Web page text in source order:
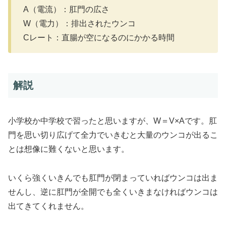
A（電流）：肛門の広さ
W（電力）：排出されたウンコ
Cレート：直腸が空になるのにかかる時間
解説
小学校か中学校で習ったと思いますが、W＝V×Aです。肛
門を思い切り広げて全力でいきむと大量のウンコが出るこ
とは想像に難くないと思います。
いくら強くいきんでも肛門が閉まっていればウンコは出ま
せんし、逆に肛門が全開でも全くいきまなければウンコは
出てきてくれません。